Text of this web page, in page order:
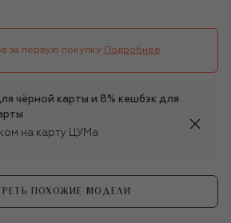
за первую покупку Подробнее
чёрной карты и 8% кешбэк для
на карту ЦУМа
ПОХОЖИЕ МОДЕЛИ